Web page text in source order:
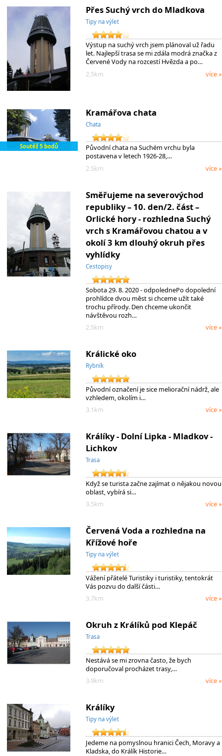
Přes Suchý vrch do Mladkova
Tipy na výlet
Výstup na suchý vrch jsem plánoval už řadu
let. Najlepší trasa se mi zdála modrá značka z
Červené Vody na rozcestí Hvězda a po…
2.5km
více »
Soutěž 5 bodů
Kramářova chata
Chata
Původní chata na Suchém vrchu byla
postavena v letech 1926-28,…
2.5km
více »
Směřujeme na severovýchod
republiky – 10. den/2. část –
Orlické hory - rozhledna Suchý
vrch s Kramářovou chatou a v
okolí 3 km dlouhý okruh přes
vyhlídky
Cestopisy
Sobota 29. 8. 2020 - odpolednePo dopolední
prohlídce dvou měst si chceme užít také
trochu přírody. Den chceme ukončit
návštěvou rozh…
2.5km
více »
Králické oko
Rybník
Původní označení je sice meliorační nádrž, ale
vzhledem, okolím i…
3.1km
více »
Králíky - Dolní Lipka - Mladkov -
Lichkov
Trasa
Když se turista začne zajímat o nějakou novou
oblast, vybírá si…
3.5km
více »
Červená Voda a rozhledna na
Křížové hoře
Tipy na výlet
Vážení přátelé Turistiky i turistiky, tentokrát
Vás pozvu do další části…
3.7km
více »
Okruh z Králíků pod Klepáč
Trasa
Nestává se mi zrovna často, že bych
doporučoval procházet trasy,…
3.9km
více »
Králíky
Tipy na výlet
Jedeme na pomyslnou hranici Čech, Moravy a
Kladska, do Králík Historie…